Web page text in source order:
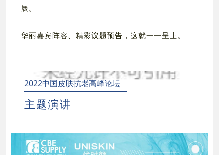
展。
华丽嘉宾阵容、精彩议题预告，这就一一呈上。
2022中国皮肤抗老高峰论坛
主题演讲